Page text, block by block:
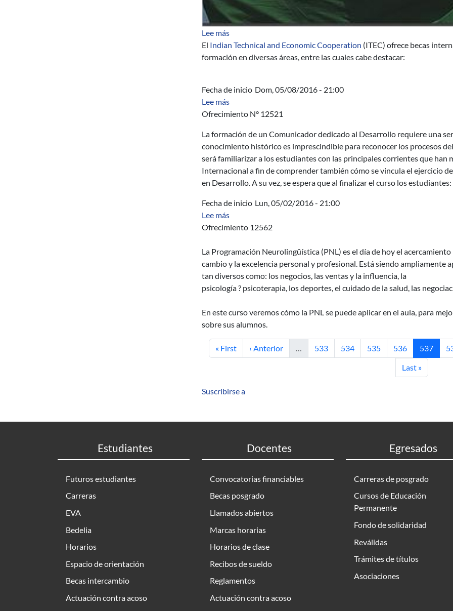
Lee mássobre Becas ITEC 2016-2017: India
El Indian Technical and Economic Cooperation (ITEC) ofrece becas
formación en diversas áreas, entre las cuales cabe destacar:
Fecha de inicio Dom, 05/08/2016 - 21:00
Lee mássobre AUCI - Curso Comunicación para el Desarrollo - a
Ofrecimiento N° 12521
La formación de un Comunicador dedicado al Desarrollo requiere una
conocimiento histórico es imprescindible para reconocer los procesos
será familiarizar a los estudiantes con las principales corrientes que han
Internacional a fin de comprender también cómo se vincula el ejercicio
en Desarrollo. A su vez, se espera que al finalizar el curso los estudiantes:
Fecha de inicio Lun, 05/02/2016 - 21:00
Lee mássobre AUCI - Programación neurolingüística para docentes
Ofrecimiento 12562
La Programación Neurolingüística (PNL) es el día de hoy el
cambio y la excelencia personal y profesional. Está siendo ampliamente
tan diversos como: los negocios, las ventas y la influencia, la
psicología ? psicoterapia, los deportes, el cuidado de la salud, las
En este curso veremos cómo la PNL se puede aplicar en el aula, para
sobre sus alumnos.
Primera página
« First Página anterior
‹ Anterior … Página
533 Página
534 Página
535 Página
536 Página
537
Última página
Last »
Suscribirse a
Estudiantes
Futuros estudiantes
Carreras
EVA
Bedelia
Horarios
Espacio de orientación
Becas intercambio
Actuación contra acoso
Docentes
Convocatorias financiables
Becas posgrado
Llamados abiertos
Marcas horarias
Horarios de clase
Recibos de sueldo
Reglamentos
Actuación contra acoso
Egresados
Carreras de posgrado
Cursos de Educación
Permanente
Fondo de solidaridad
Reválidas
Trámites de títulos
Asociaciones